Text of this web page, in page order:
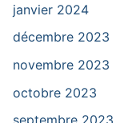
janvier 2024
décembre 2023
novembre 2023
octobre 2023